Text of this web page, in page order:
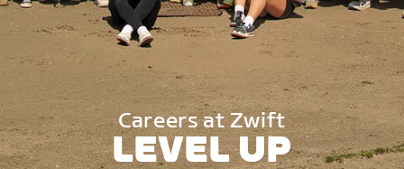
Careers at Zwift
LEVEL UP